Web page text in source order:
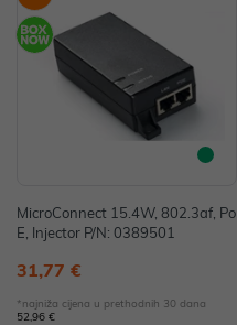
MicroConnect 15.4W, 802.3af, Po
E, Injector P/N: 0389501
31,77 €
*najniža cijena u prethodnih 30 dana
52,96 €